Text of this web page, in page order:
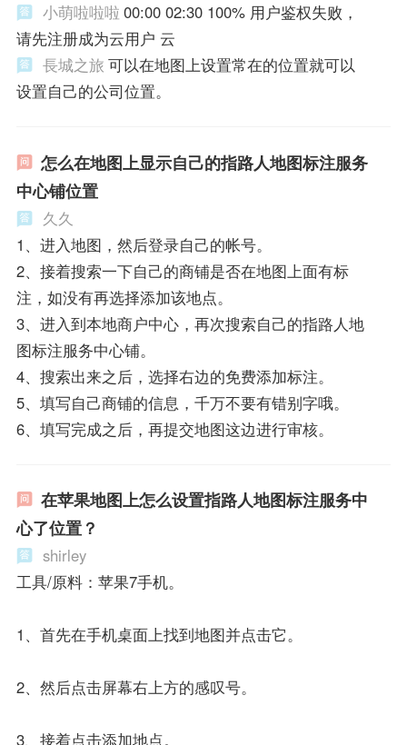
小萌啦啦啦 00:00 02:30 100% 用户鉴权失败，
请先注册成为云用户 云
長城之旅 可以在地图上设置常在的位置就可以
设置自己的公司位置。
怎么在地图上显示自己的指路人地图标注服务
中心铺位置
久久
1、进入地图，然后登录自己的帐号。
2、接着搜索一下自己的商铺是否在地图上面有标
注，如没有再选择添加该地点。
3、进入到本地商户中心，再次搜索自己的指路人地
图标注服务中心铺。
4、搜索出来之后，选择右边的免费添加标注。
5、填写自己商铺的信息，千万不要有错别字哦。
6、填写完成之后，再提交地图这边进行审核。
在苹果地图上怎么设置指路人地图标注服务中
心了位置？
shirley
工具/原料：苹果7手机。
1、首先在手机桌面上找到地图并点击它。
2、然后点击屏幕右上方的感叹号。
3、接着点击添加地点。